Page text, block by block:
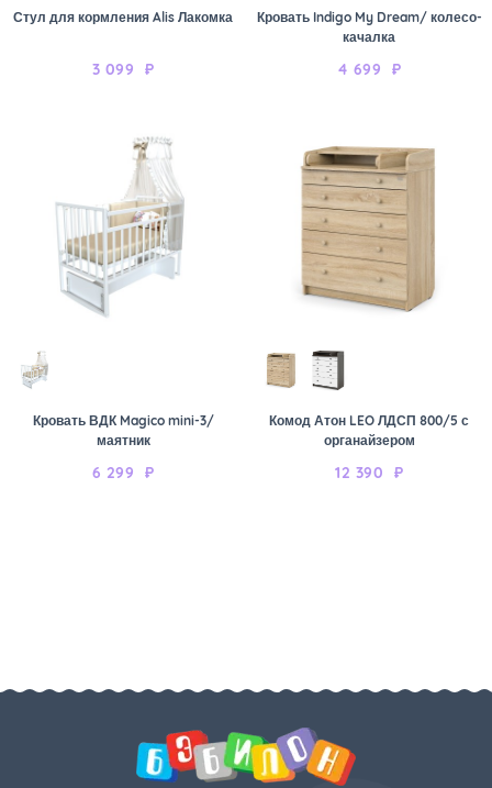
Стул для кормления Alis Лакомка
3 099 ₽
Кровать Indigo My Dream/ колесо-
качалка
4 699 ₽
Кровать ВДК Magico mini-3/
маятник
6 299 ₽
Комод Атон LEO ЛДСП 800/5 с
органайзером
12 390 ₽